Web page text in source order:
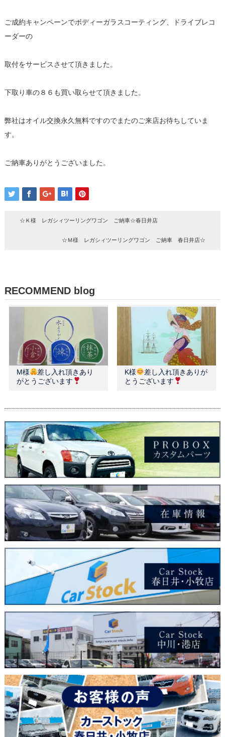
ご成約キャンペーンでボディーガラスコーティング、ドライブレコ
ーダーの
取付をサービスさせて頂きました。
下取り車の８６も買い取らせて頂きました。
弊社はオイル交換永久無料ですのでまたのご来店お待ちしていま
す。
ご納車ありがとうございました。
☆Ｋ様 レガシィツーリングワゴン ご納車☆春日井店
☆Ｍ様 レガシィツーリングワゴン ご納車 春日井店☆
RECOMMEND blog
M様
差し入れ頂きあり
がとうございます
K様
差し入れ頂きありが
とうございます